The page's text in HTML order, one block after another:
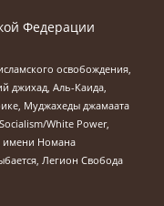
Федерации
освобождения,
джихад, Аль-Каида,
Муджахеды джамаата
White Power,
имени Номана
Легион Свобода